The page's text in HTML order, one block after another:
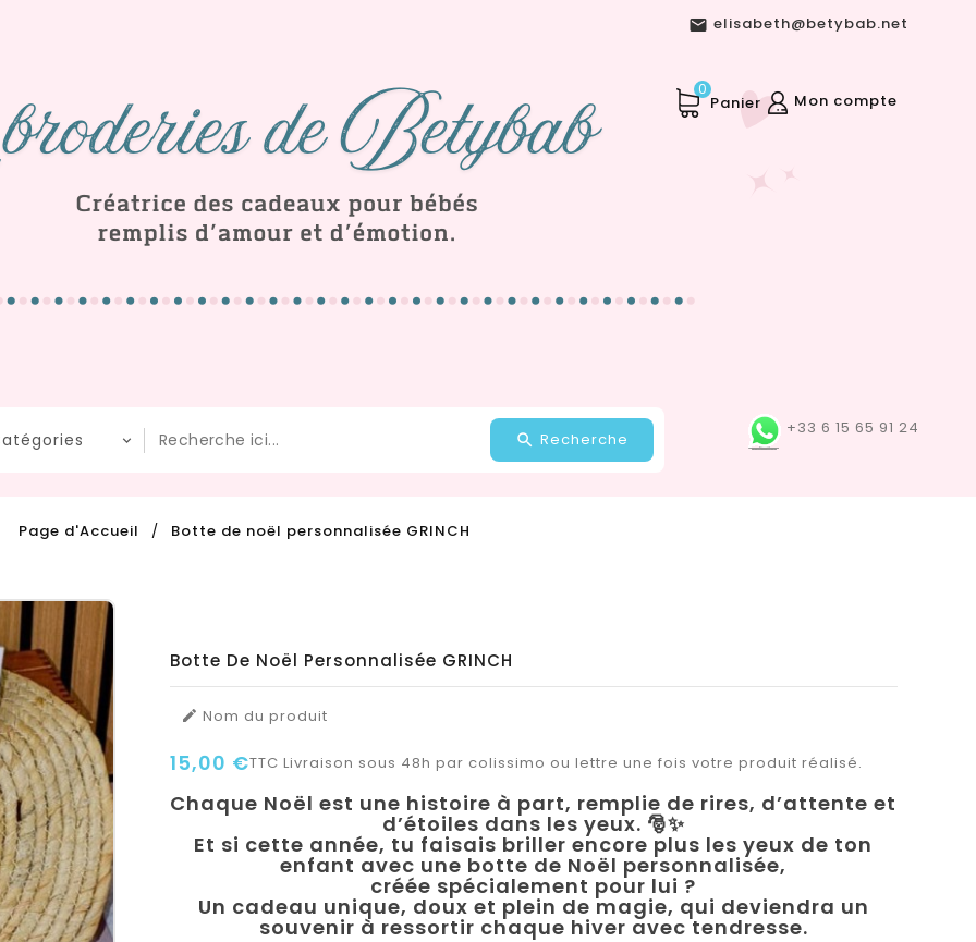
 elisabeth@betybab.net
Mon compte
Panier
0
+33 6 15 65 91 24
Recherche
Page d'Accueil Botte de noël personnalisée GRINCH
Botte De Noël Personnalisée GRINCH
 Nom du produit
15,00 €TTC Livraison sous 48h par colissimo ou lettre une fois votre produit réalisé.
Chaque Noël est une histoire à part, remplie de rires, d’attente et
d’étoiles dans les yeux. 🎅✨
Et si cette année, tu faisais briller encore plus les yeux de ton
enfant avec une botte de Noël personnalisée,
créée spécialement pour lui ?
Un cadeau unique, doux et plein de magie, qui deviendra un
souvenir à ressortir chaque hiver avec tendresse.